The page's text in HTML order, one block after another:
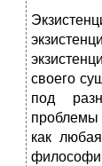
своего
под
проблемы
как